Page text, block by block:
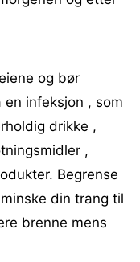
og bør
infeksjon , som
drikke ,
,
Begrense
din trang til
brenne mens